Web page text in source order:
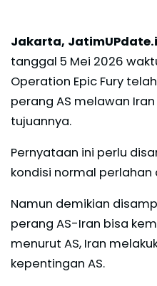
Jakarta,
tanggal 5 Mei 2026
Operation Epic Fury
perang AS melawan
tujuannya.
Pernyataan ini perlu
kondisi normal perlahan
Namun demikian
perang AS-Iran bisa
menurut AS, Iran
kepentingan AS.